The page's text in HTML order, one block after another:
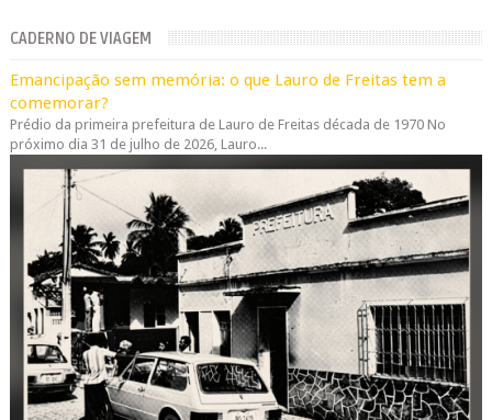
CADERNO DE VIAGEM
Emancipação sem memória: o que Lauro de Freitas tem a
comemorar?
Prédio da primeira prefeitura de Lauro de Freitas década de 1970 No
próximo dia 31 de julho de 2026, Lauro...